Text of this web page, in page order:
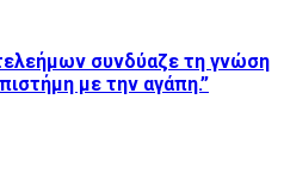
συνδύαζε τη γνώση
με την αγάπη.”